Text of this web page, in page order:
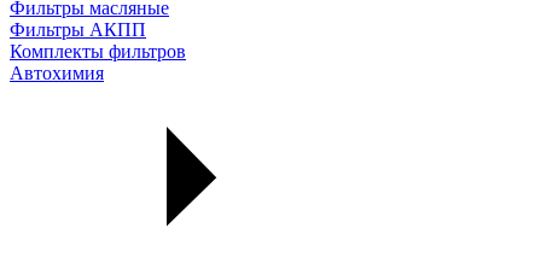
Фильтры масляные
Фильтры АКПП
Комплекты фильтров
Автохимия